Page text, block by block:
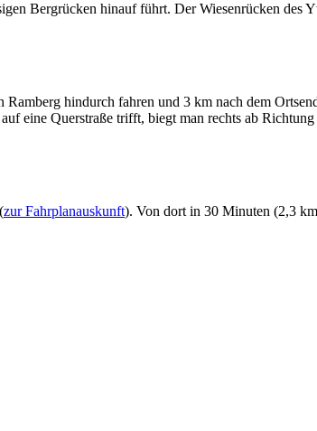
Bergrücken hinauf führt. Der Wiesenrücken des
hindurch fahren und 3 km nach dem
eine Querstraße trifft, biegt man rechts ab
zur Fahrplanauskunft). Von dort in 30 Minuten (2,3